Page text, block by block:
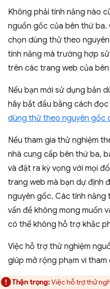
Không phải tính năng nào
nguồn gốc của bên thứ
chọn dùng thử theo
tính năng mà trường hợp
trên các trang web của
Nếu bạn mới sử dụng bản
hãy bắt đầu bằng cách đọc
dùng thử theo nguyên gốc
Nếu tham gia thử nghiệm
nhà cung cấp bên thứ ba,
và đặt ra kỳ vọng với mọi
trang web mà bạn dự định
nguyên gốc. Các tính
vấn đề không mong muốn
có thể không hỗ trợ khắc
Việc hỗ trợ thử nghiệm
giúp mở rộng phạm vi tham
Thận trọng:Việc hỗ trợ thử